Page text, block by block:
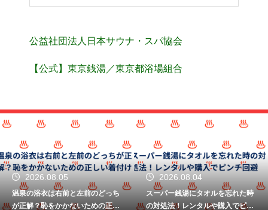
公益社団法人日本サウナ・スパ協会
【公式】東京銭湯／東京都浴場組合
2026.08.05
温泉の浴衣は右前と左前のどっち
が正解？恥をかかないための正し
2026.08.04
スーパー銭湯にタオルを忘れた時
の対処法！レンタルや購入でピン